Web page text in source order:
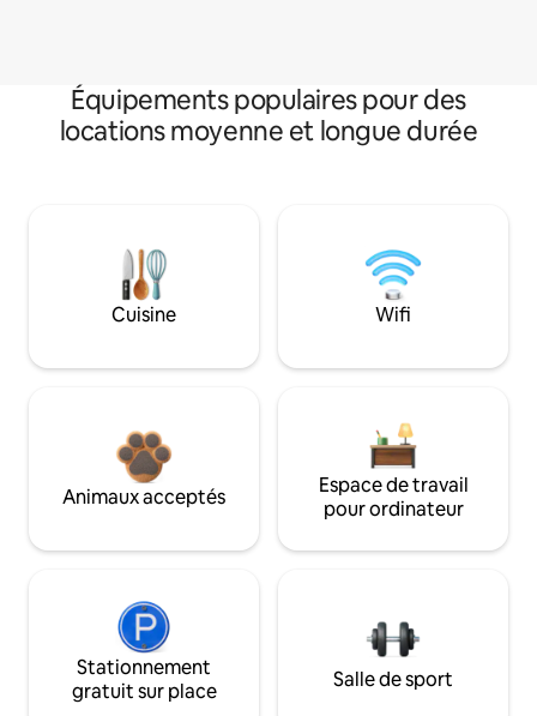
Équipements populaires pour des
locations moyenne et longue durée
Cuisine Wifi
Animaux acceptés
Espace de travail
pour ordinateur
Stationnement
gratuit sur place
Salle de sport